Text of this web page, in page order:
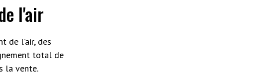
l'air
de l’air, des
total de
la vente.